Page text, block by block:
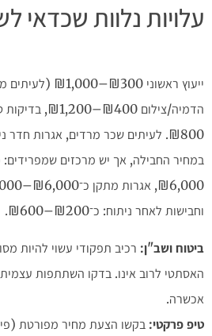
עלויות נלוות שכדאי
ייעוץ ראשוני
₪800. לעיתים שכר מרדים, אגרות חדר
וחבישות לאחר ניתוח: כ־₪200–₪600.
ביטוח ושב"ן: רכיב תפקודי עשוי להיות
האסתטי לרוב אינו. בדקו השתתפות עצמית,
אכשרה.
טיפ פרקטי: בקשו הצעת מחיר מפורטת